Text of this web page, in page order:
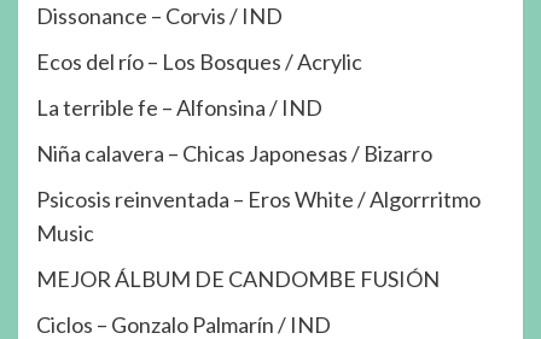
Dissonance – Corvis / IND
Ecos del río – Los Bosques / Acrylic
La terrible fe – Alfonsina / IND
Niña calavera – Chicas Japonesas / Bizarro
Psicosis reinventada – Eros White / Algorrritmo
Music
MEJOR ÁLBUM DE CANDOMBE FUSIÓN
Ciclos – Gonzalo Palmarín / IND